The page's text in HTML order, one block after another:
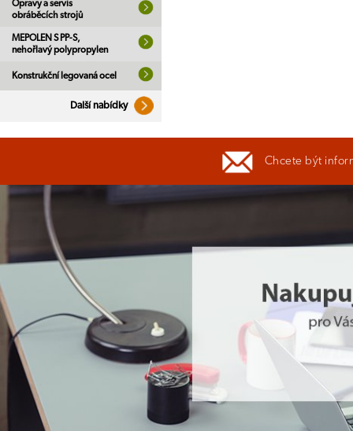
Opravy a servis
obráběcích strojů
MEPOLEN S PP-S,
nehořlavý polypropylen
Konstrukční legovaná ocel
Další nabídky
Chcete být